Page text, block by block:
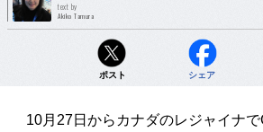
text by
Akiko Tamura
ポスト シェア
10月27日からカナダのレジャイナで